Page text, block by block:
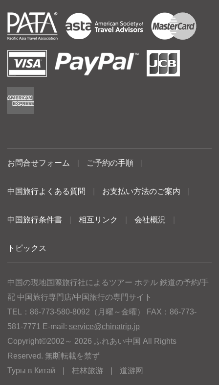
お問合せフォーム ご予約の手順
中国旅行よくある質問 お支払い方法のご案内
中国旅行条件書 相互リンク 会社概況
トピックス
中国の現地国際旅行社によるツアー ホテル 鉄道の予約/手
配 中国旅行専門店/中国旅行の専門サイト
TEL：86-773-580-8092（月曜～金曜） FAX：86-773-
581-7771 E-mail: service@chinatrip.jp
Copyright©2002～ 2026 ふれあい中国 All Rights
Reserved. 無断転載を禁ず
Туры в Китай
桂林旅游 道游网